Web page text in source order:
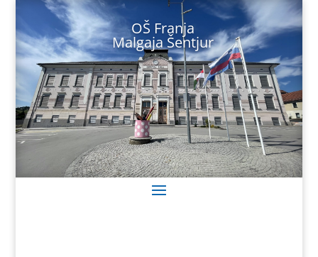
vsebino
OŠ Franja
Malgaja Šentjur